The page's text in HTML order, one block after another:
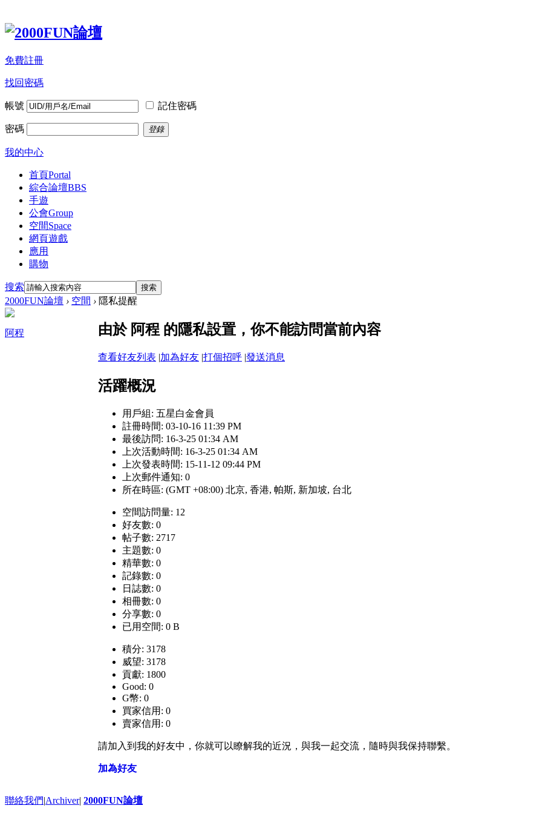
免費註冊
找回密碼
帳號 記住密碼
密碼 登錄
我的中心
首頁Portal
綜合論壇BBS
手遊
公會Group
空間Space
網頁遊戲
應用
購物
搜索 搜索
2000FUN論壇 › 空間 › 隱私提醒
阿程 由於 阿程 的隱私設置，你不能訪問當前內容
查看好友列表 |加為好友 |打個招呼 |發送消息
活躍概況
用戶組: 五星白金會員
註冊時間: 03-10-16 11:39 PM
最後訪問: 16-3-25 01:34 AM
上次活動時間: 16-3-25 01:34 AM
上次發表時間: 15-11-12 09:44 PM
上次郵件通知: 0
所在時區: (GMT +08:00) 北京, 香港, 帕斯, 新加坡, 台北
空間訪問量: 12
好友數: 0
帖子數: 2717
主題數: 0
精華數: 0
記錄數: 0
日誌數: 0
相冊數: 0
分享數: 0
已用空間: 0 B
積分: 3178
威望: 3178
貢獻: 1800
Good: 0
G幣: 0
買家信用: 0
賣家信用: 0
請加入到我的好友中，你就可以瞭解我的近況，與我一起交流，隨時與我保持聯繫。
加為好友
聯絡我們|Archiver| 2000FUN論壇